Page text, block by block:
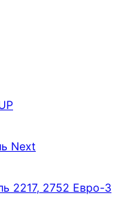
Next
2217, 2752 Евро-3